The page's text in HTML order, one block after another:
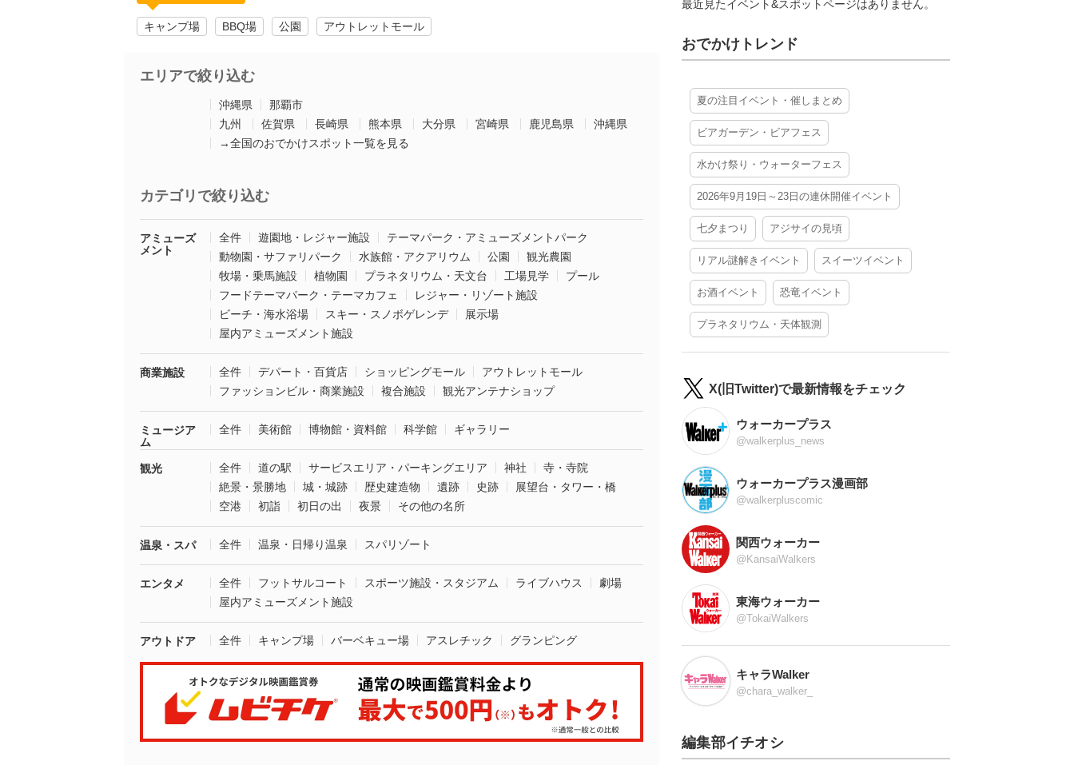
キャンプ場 BBQ場 公園 アウトレットモール
エリアで絞り込む
沖縄県
那覇市
九州
佐賀県 長崎県 熊本県 大分県 宮崎県 鹿児島県
沖縄県
→全国のおでかけスポット一覧を見る
カテゴリで絞り込む
アミューズ
メント
全件 遊園地・レジャー施設
テーマパーク・アミューズメントパーク
動物園・サファリパーク
水族館・アクアリウム 公園
観光農園
牧場・乗馬施設
植物園 プラネタリウム・天文台 工場見学
プール
フードテーマパーク・テーマカフェ
レジャー・リゾート施設
ビーチ・海水浴場
スキー・スノボゲレンデ
展示場
屋内アミューズメント施設
商業施設 全件 デパート・百貨店 ショッピングモール
アウトレットモール
ファッションビル・商業施設
複合施設 観光アンテナショップ
ミュージア
ム
全件 美術館 博物館・資料館 科学館 ギャラリー
観光 全件 道の駅 サービスエリア・パーキングエリア 神社
寺・寺院
絶景・景勝地
城・城跡 歴史建造物 遺跡 史跡
展望台・タワー・橋
空港
初詣 初日の出 夜景 その他の名所
温泉・スパ 全件 温泉・日帰り温泉 スパリゾート
エンタメ 全件 フットサルコート スポーツ施設・スタジアム ライブハウス
劇場
屋内アミューズメント施設
アウトドア 全件 キャンプ場 バーベキュー場 アスレチック グランピング
最近見たイベント&スポットページはありません。
おでかけトレンド
夏の注目イベント・催しまとめ
ビアガーデン・ビアフェス
水かけ祭り・ウォーターフェス
2026年9月19日～23日の連休開催イベント
七夕まつり アジサイの見頃
リアル謎解きイベント スイーツイベント
お酒イベント 恐竜イベント
プラネタリウム・天体観測
X(旧Twitter)で最新情報をチェック
ウォーカープラス
@walkerplus_news
ウォーカープラス漫画部
@walkerpluscomic
関西ウォーカー
@KansaiWalkers
東海ウォーカー
@TokaiWalkers
キャラWalker
@chara_walker_
編集部イチオシ